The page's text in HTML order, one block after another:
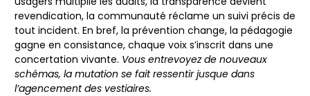
revendication, la communauté réclame un suivi précis de
tout incident. En bref, la prévention change, la pédagogie
gagne en consistance, chaque voix s’inscrit dans une
concertation vivante. Vous entrevoyez de nouveaux
schémas, la mutation se fait ressentir jusque dans
l’agencement des vestiaires.